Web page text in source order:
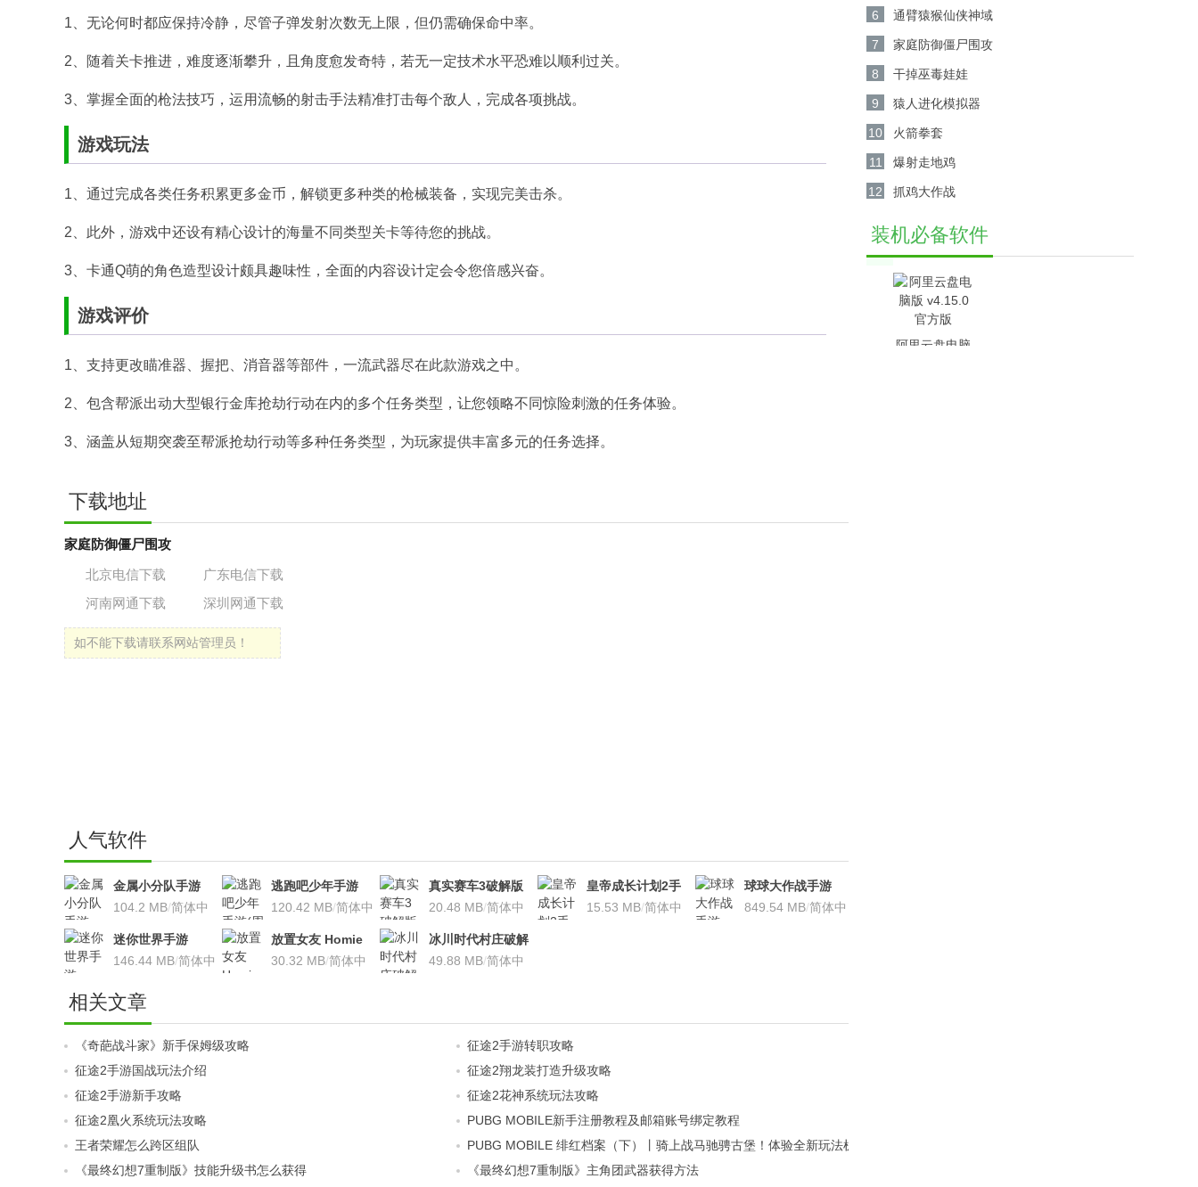
1、无论何时都应保持冷静，尽管子弹发射次数无上限，但仍需确保命中率。
2、随着关卡推进，难度逐渐攀升，且角度愈发奇特，若无一定技术水平恐难以顺利过关。
3、掌握全面的枪法技巧，运用流畅的射击手法精准打击每个敌人，完成各项挑战。
游戏玩法
1、通过完成各类任务积累更多金币，解锁更多种类的枪械装备，实现完美击杀。
2、此外，游戏中还设有精心设计的海量不同类型关卡等待您的挑战。
3、卡通Q萌的角色造型设计颇具趣味性，全面的内容设计定会令您倍感兴奋。
游戏评价
1、支持更改瞄准器、握把、消音器等部件，一流武器尽在此款游戏之中。
2、包含帮派出动大型银行金库抢劫行动在内的多个任务类型，让您领略不同惊险刺激的任务体验。
3、涵盖从短期突袭至帮派抢劫行动等多种任务类型，为玩家提供丰富多元的任务选择。
下载地址
家庭防御僵尸围攻
北京电信下载
广东电信下载
河南网通下载
深圳网通下载
如不能下载请联系网站管理员！
人气软件
金属小分队手游
v1.8.8 直装高级无
104.2 MB/简体中
逃跑吧少年手游
(周年庆活动)v5.32
120.42 MB/简体中
真实赛车3破解版
V7.4.6无限金币版
20.48 MB/简体中
皇帝成长计划2手
游v2.0.0安卓版
15.53 MB/简体中
球球大作战手游
v11.0.0R1 安卓版
849.54 MB/简体中
迷你世界手游
v0.36.0 安卓版
146.44 MB/简体中
放置女友 Homie
girl 8.7 安卓破解
30.32 MB/简体中
冰川时代村庄破解
版v3.3.1无限金钱
49.88 MB/简体中
相关文章
《奇葩战斗家》新手保姆级攻略
征途2手游转职攻略
征途2手游国战玩法介绍
征途2翔龙装打造升级攻略
征途2手游新手攻略
征途2花神系统玩法攻略
征途2凰火系统玩法攻略
PUBG MOBILE新手注册教程及邮箱账号绑定教程
王者荣耀怎么跨区组队
PUBG MOBILE 绯红档案（下）丨骑上战马驰骋古堡！体验全新玩法机制，激战德古拉！
《最终幻想7重制版》技能升级书怎么获得
《最终幻想7重制版》主角团武器获得方法
6 通臂猿猴仙侠神域
7 家庭防御僵尸围攻
8 干掉巫毒娃娃
9 猿人进化模拟器
10 火箭拳套
11 爆射走地鸡
12 抓鸡大作战
装机必备软件
阿里云盘电脑